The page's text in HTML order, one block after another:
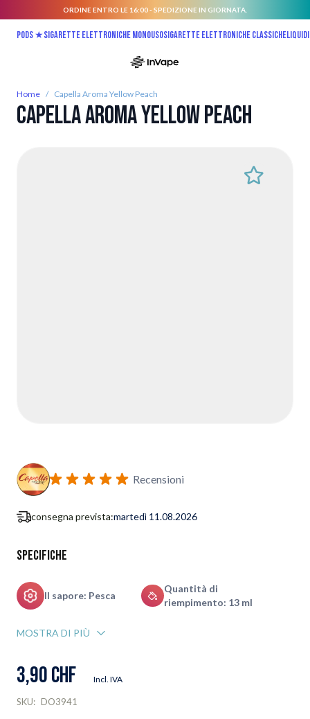
ORDINE ENTRO LE 16:00 - SPEDIZIONE IN GIORNATA.
Pods ★Sigarette elettroniche monousoSigarette elettroniche classiche
Home / Capella Aroma Yellow Peach
Capella Aroma Yellow Peach
Recensioni
consegna prevista:martedì 11.08.2026
Specifiche
Il sapore: Pesca
Quantità di
riempimento: 13 ml
MOSTRA DI PIÙ
3,90 CHF Incl. IVA
SKU: DO3941